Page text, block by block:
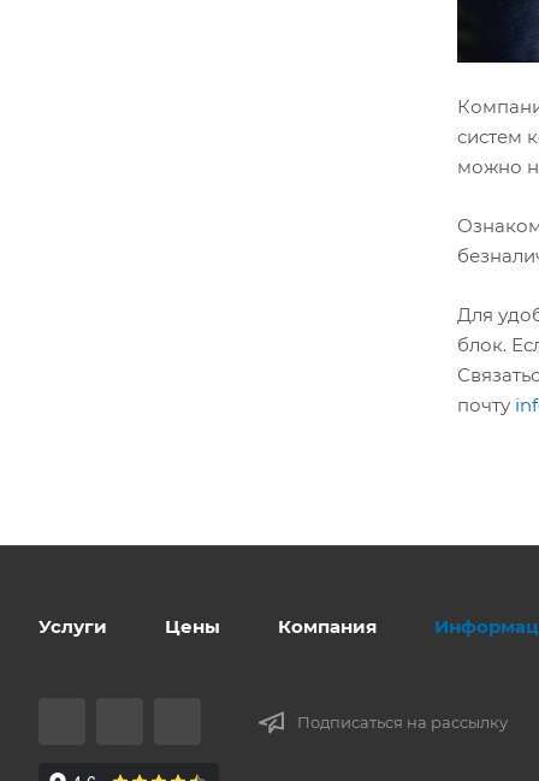
систем
можно
Для
блок.
почту
Услуги Цены Компания
Подписаться на рассылку